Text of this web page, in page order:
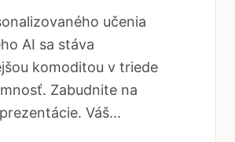
učenia
AI sa stáva
komoditou v triede
Zabudnite na
Váš...